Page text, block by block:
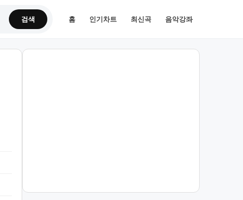
검색 홈 인기차트 최신곡 음악강좌